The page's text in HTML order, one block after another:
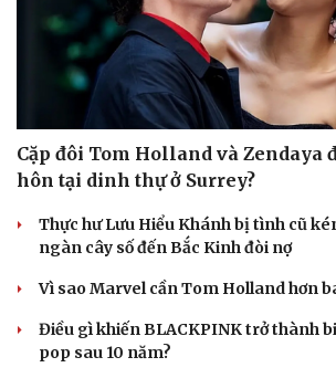
Cặp đôi Tom Holland và Zendaya
hôn tại dinh thự ở Surrey?
Thực hư Lưu Hiểu Khánh bị tình cũ
ngàn cây số đến Bắc Kinh đòi nợ
Vì sao Marvel cần Tom Holland hơn
Điều gì khiến BLACKPINK trở thành
pop sau 10 năm?